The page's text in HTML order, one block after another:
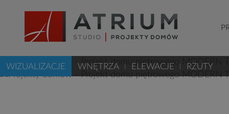
WIZUALIZACJE WNĘTRZA ELEWACJE RZUTY